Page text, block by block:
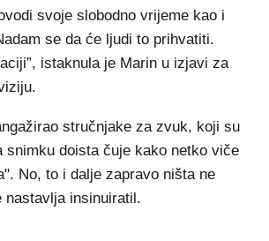
svoje slobodno vrijeme kao i
se da će ljudi to prihvatiti.
istaknula je Marin u izjavi za
stručnjake za zvuk, koji su
snimku doista čuje kako netko viče
No, to i dalje zapravo ništa ne
nastavlja insinuiratil.